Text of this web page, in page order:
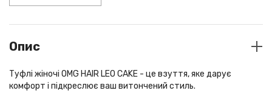
Опис
Туфлі жіночі OMG HAIR LEO CAKE - це взуття, яке дарує
комфорт і підкреслює ваш витончений стиль.